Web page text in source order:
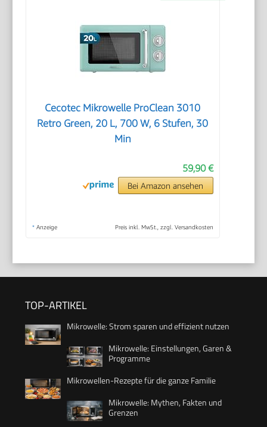
Cecotec Mikrowelle ProClean 3010
Retro Green, 20 L, 700 W, 6 Stufen, 30
Min
59,90 €
Bei Amazon ansehen
* Anzeige Preis inkl. MwSt., zzgl. Versandkosten
TOP-ARTIKEL
Mikrowelle: Strom sparen und effizient nutzen
Mikrowelle: Einstellungen, Garen &
Programme
Mikrowellen-Rezepte für die ganze Familie
Mikrowelle: Mythen, Fakten und
Grenzen